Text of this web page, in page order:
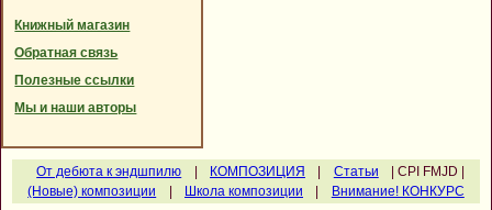
Книжный магазин
Обратная связь
Полезные ссылки
Мы и наши авторы
От дебюта к эндшпилю КОМПОЗИЦИЯ Статьи
| CPI FMJD |
(Новые) композиции
Школа композиции Внимание! КОНКУРС